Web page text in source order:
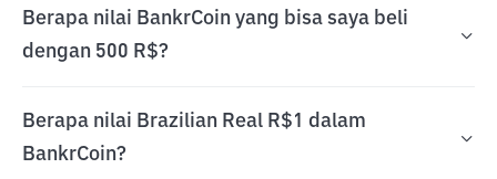
Berapa nilai BankrCoin yang bisa saya beli
dengan 500 R$?
Berapa nilai Brazilian Real R$1 dalam
BankrCoin?